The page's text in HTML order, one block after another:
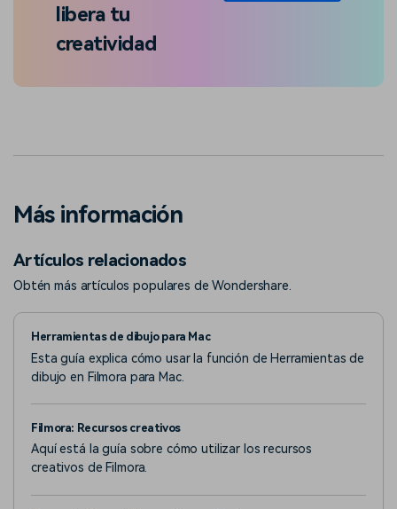
libera tu
creatividad
Más información
Artículos relacionados
Obtén más artículos populares de Wondershare.
Herramientas de dibujo para Mac
Esta guía explica cómo usar la función de Herramientas de
dibujo en Filmora para Mac.
Filmora: Recursos creativos
Aquí está la guía sobre cómo utilizar los recursos
creativos de Filmora.